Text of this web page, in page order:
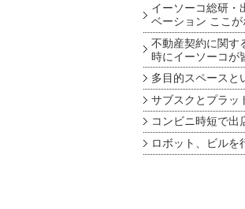
イーソーコ総研・
ベーション ここ
不動産契約に関す
時にイーソーコが
多目的スペースと
サブスクとプラッ
コンビニ時短で出
ロボット、ビルを